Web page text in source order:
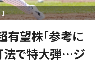
望株「参考に
法で特大弾…ジ